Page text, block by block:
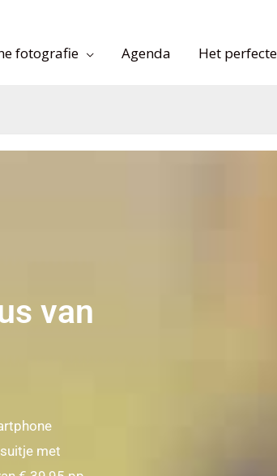
fotografie Agenda Het
van
met